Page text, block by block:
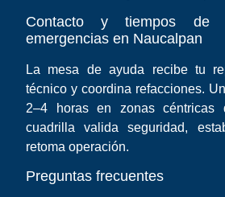
Contacto y tiempos de
emergencias en Naucalpan
La mesa de ayuda recibe tu
técnico y coordina refacciones.
2–4 horas en zonas céntricas
cuadrilla valida seguridad,
retoma operación.
Preguntas frecuentes